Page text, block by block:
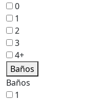
0
1
2
3
4+
Baños
Baños
1